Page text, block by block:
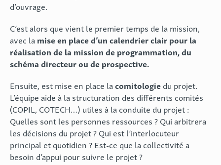
d’ouvrage.
C’est alors que vient le premier temps de la mission,
avec la mise en place d’un calendrier clair pour la
réalisation de la mission de programmation, du
schéma directeur ou de prospective.
Ensuite, est mise en place lacomitologie du projet.
L’équipe aide à la structuration des différents comités
(COPIL, COTECH…) utiles à la conduite du projet :
Quelles sont les personnes ressources ? Qui arbitrera
les décisions du projet ? Qui est l’interlocuteur
principal et quotidien ? Est-ce que la collectivité a
besoin d’appui pour suivre le projet ?